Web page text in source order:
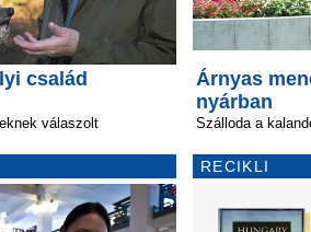
család
válaszolt
Árnyas
nyárban
Szálloda a
RECIKLI